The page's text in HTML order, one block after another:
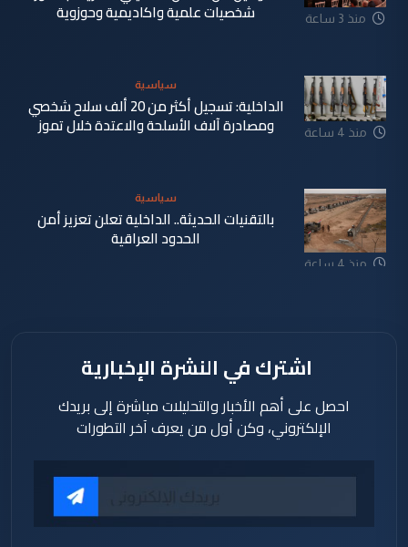
منذ 3 ساعة شخصيات علمية واكاديمية وحوزوية
منذ 4 ساعة
سياسية
الداخلية: تسجيل أكثر من 20 ألف سلاح شخصي
ومصادرة آلاف الأسلحة والاعتدة خلال تموز
منذ 4 ساعة
سياسية
بالتقنيات الحديثة.. الداخلية تعلن تعزيز أمن
الحدود العراقية
اشترك في النشرة الإخبارية
احصل على أهم الأخبار والتحليلات مباشرة إلى بريدك
الإلكتروني، وكن أول من يعرف آخر التطورات